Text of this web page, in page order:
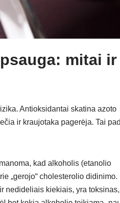
mitai ir
Antioksidantai skatina azoto
ir kraujotaka pagerėja. Tai
kad alkoholis (etanolio
„gerojo“ cholesterolio didinimo.
nedideliais kiekiais, yra toksinas,